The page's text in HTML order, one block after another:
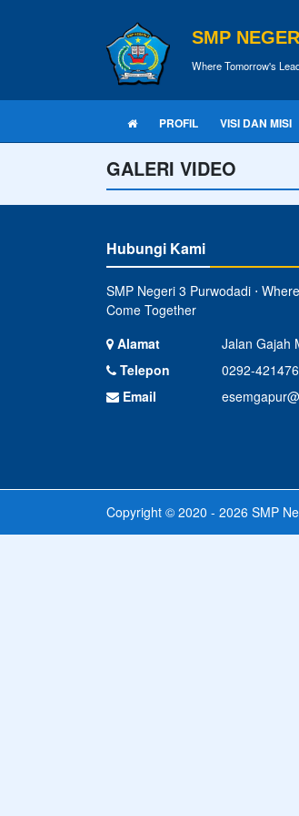
SMP
Where Tomorrow's
PROFIL VISI DAN MISI
GALERI VIDEO
Hubungi Kami
SMP Negeri 3 Purwodadi ⋅
Come Together
Alamat
Jalan Gajah
Telepon
0292-421476
Email
Copyright © 2020 - 2026 SMP